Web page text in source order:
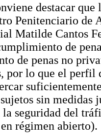
destacar
Penitenciario de
Matilde Cantos
de
de penas no
por lo que el perfil
sin medidas
seguridad del
régimen abierto).